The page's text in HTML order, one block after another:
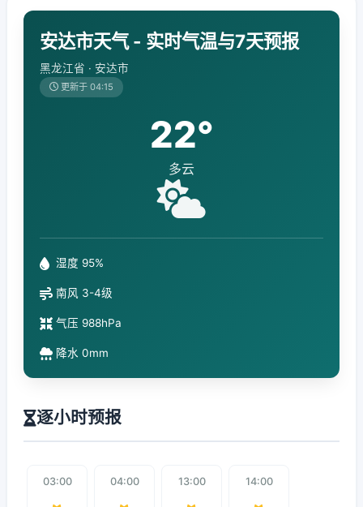
安达市天气 - 实时气温与7天预报
黑龙江省 · 安达市
更新于 04:15
22°
多云
湿度 95%
南风 3-4级
气压 988hPa
降水 0mm
逐小时预报
03:00 04:00 13:00 14:00